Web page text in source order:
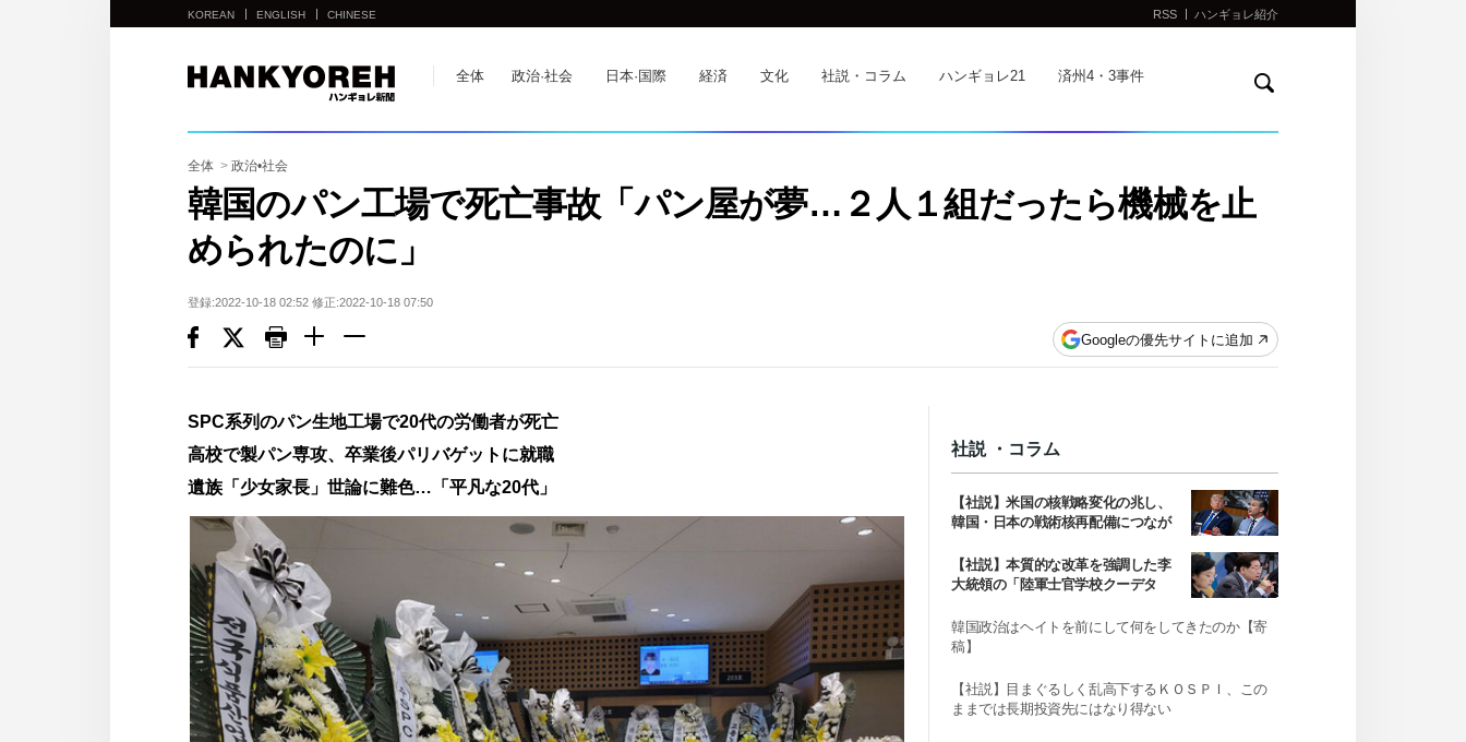
他
国
の
サ
イ
ト
リ
ン
ク
른
나
라
이
트
링
크
KOREAN ENGLISH CHINESE
全体 政治·社会 日本·国際 経済 文化 社説・コラム ハンギョレ21 済州4・3事件
検
RSS ハンギョレ紹介
全体 > 政治•社会
韓国のパン工場で死亡事故「パン屋が夢…２人１組だったら機械を止
められたのに」
登録:2022-10-18 02:52 修正:2022-10-18 07:50
Googleの優先サイトに追加
SPC系列のパン生地工場で20代の労働者が死亡
高校で製パン専攻、卒業後パリバゲットに就職
遺族「少女家長」世論に難色…「平凡な20代」
社説 ・コラム
【社説】米国の核戦略変化の兆し、
韓国・日本の戦術核再配備につなが
【社説】本質的な改革を強調した李
大統領の「陸軍士官学校クーデタ
韓国政治はヘイトを前にして何をしてきたのか【寄
稿】
【社説】目まぐるしく乱高下するＫＯＳＰＩ、この
ままでは長期投資先にはなり得ない